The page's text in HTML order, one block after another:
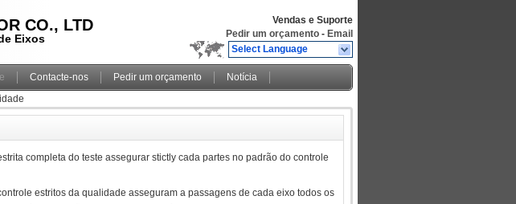
CO., LTD
Eixos
Vendas e Suporte
Pedir um orçamento - Email
Select Language
Contacte-nos Pedir um orçamento
Notícia
completa do teste assegurar stictly cada partes no padrão do controle
estritos da qualidade asseguram a passagens de cada eixo todos os